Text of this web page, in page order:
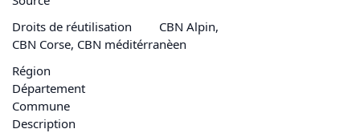
Droits de réutilisation
CBN Alpin,
CBN Corse, CBN méditérranèen
Région
Département
Commune
Description